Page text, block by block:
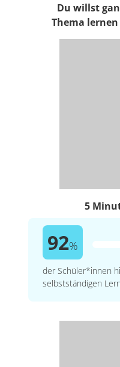
Du willst
Thema
5
92%
der Schüler*innen
selbstständigen